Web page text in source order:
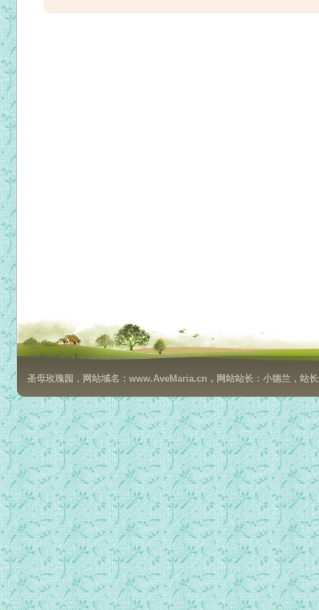
圣母玫瑰园，网站域名：www.AveMaria.cn，网站站长：小德兰，